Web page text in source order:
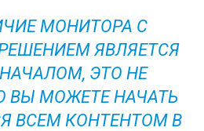
МОНИТОРА С
ЯВЛЯЕТСЯ
ЭТО НЕ
ВЫ МОЖЕТЕ НАЧАТЬ
ВСЕМ КОНТЕНТОМ В